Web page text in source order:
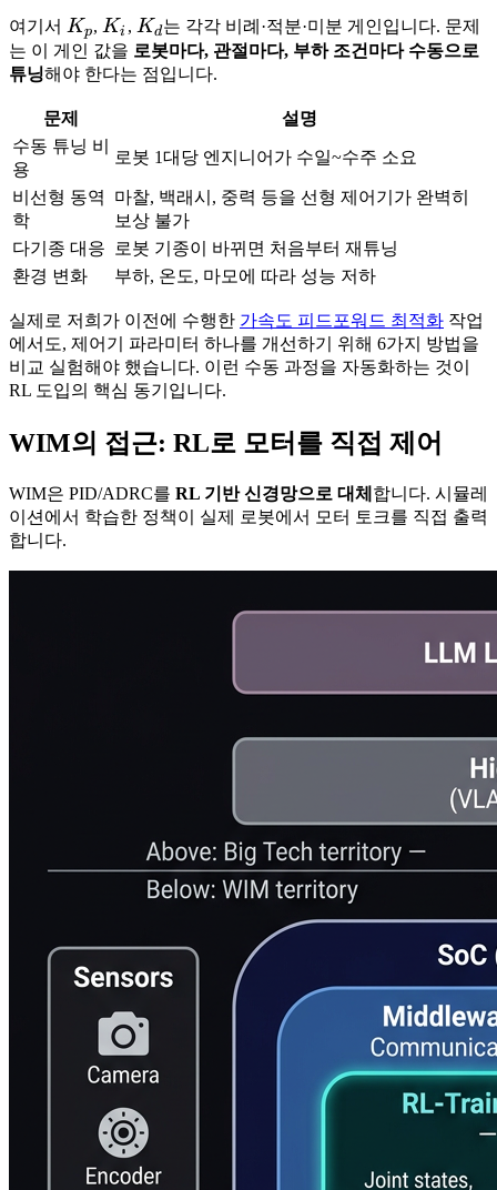
여기서 K_p
Kp,K_i
Ki , K_d
Kd는 각각 비례·적분·미분 게인입니다. 문제
는 이 게인 값을 로봇마다, 관절마다, 부하 조건마다 수동으로
튜닝해야 한다는 점입니다.
문제
설명
수동 튜닝 비
용
로봇 1대당 엔지니어가 수일~수주 소요
비선형 동역
학
마찰, 백래시, 중력 등을 선형 제어기가 완벽히
보상 불가
다기종 대응 로봇 기종이 바뀌면 처음부터 재튜닝
환경 변화
부하, 온도, 마모에 따라 성능 저하
실제로 저희가 이전에 수행한 가속도 피드포워드 최적화 작업
에서도, 제어기 파라미터 하나를 개선하기 위해 6가지 방법을
비교 실험해야 했습니다. 이런 수동 과정을 자동화하는 것이
RL 도입의 핵심 동기입니다.
WIM의 접근: RL로 모터를 직접 제어
WIM은 PID/ADRC를 RL 기반 신경망으로 대체 합니다. 시뮬레
이션에서 학습한 정책이 실제 로봇에서 모터 토크를 직접 출력
합니다.